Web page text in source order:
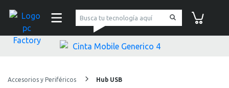
pc Factory
Accesorios y Periféricos Hub USB